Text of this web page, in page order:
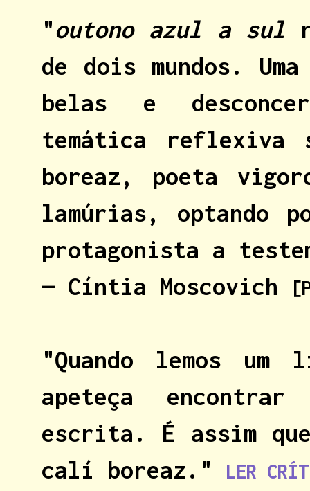
"outono azul a sul
de dois mundos.
belas e
temática reflexiva
boreaz, poeta
lamúrias, optando
protagonista a
— Cíntia Moscovich
"Quando lemos
apeteça
escrita. É assim
calí boreaz."
LER